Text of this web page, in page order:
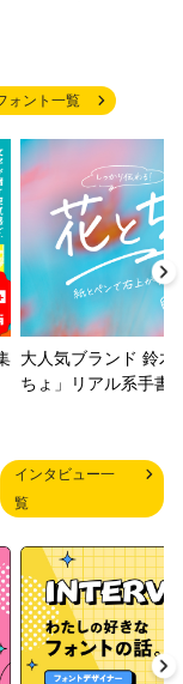
ォント一覧
大人気ブランド 鈴木
ちょ」リアル系手書
インタビュー一
覧